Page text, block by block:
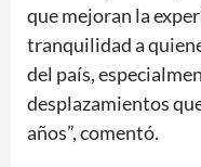
que mejoran la
tranquilidad a
del país,
desplazamientos
años”, comentó.